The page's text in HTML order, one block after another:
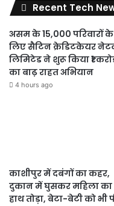
Recent Tech
असम के 15,000 परिवारों के
लिए सैटिन क्रेडिटकेयर
लिमिटेड ने शुरू किया ₹1
का बाढ़ राहत अभियान
4 hours ago
काशीपुर में दबंगों का कहर,
दुकान में घुसकर महिला का
हाथ तोड़ा, बेटा-बेटी को भी